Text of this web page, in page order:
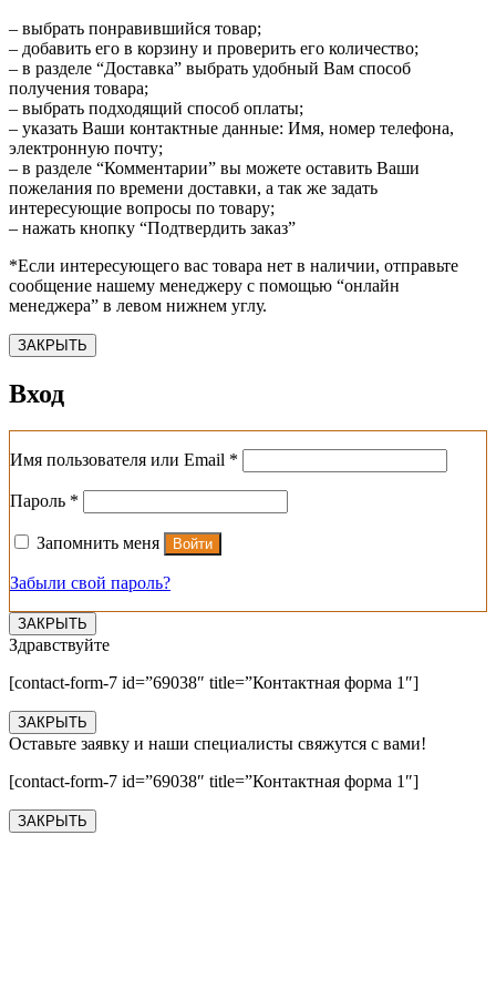
– выбрать понравившийся товар;
– добавить его в корзину и проверить его количество;
– в разделе “Доставка” выбрать удобный Вам способ
получения товара;
– выбрать подходящий способ оплаты;
– указать Ваши контактные данные: Имя, номер телефона,
электронную почту;
– в разделе “Комментарии” вы можете оставить Ваши
пожелания по времени доставки, а так же задать
интересующие вопросы по товару;
– нажать кнопку “Подтвердить заказ”
*Если интересующего вас товара нет в наличии, отправьте
сообщение нашему менеджеру с помощью “онлайн
менеджера” в левом нижнем углу.
ЗАКРЫТЬ
Вход
Имя пользователя или Email *
Пароль *
Запомнить меня Войти
Забыли свой пароль?
ЗАКРЫТЬ
Здравствуйте
[contact-form-7 id=”69038″ title=”Контактная форма 1″]
ЗАКРЫТЬ
Оставьте заявку и наши специалисты свяжутся с вами!
[contact-form-7 id=”69038″ title=”Контактная форма 1″]
ЗАКРЫТЬ